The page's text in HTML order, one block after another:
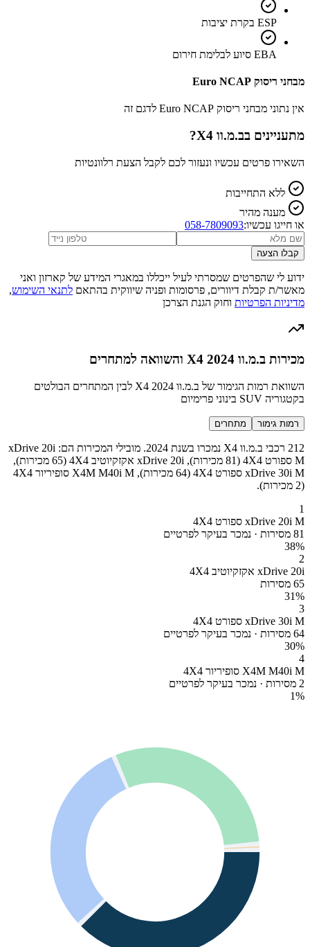
ESP בקרת יציבות
EBA סיוע לבלימת חירום
מבחני ריסוק Euro NCAP
אין נתוני מבחני ריסוק Euro NCAP לדגם זה
מתעניינים בב.מ.וו X4 ?
השאירו פרטים עכשיו ונעזור לכם לקבל הצעת רלוונטיות
ללא התחייבות
מענה מהיר
או חייגו עכשיו:058-7809093
קבלו הצעה
ידוע לי שהפרטים שמסרתי לעיל ייכללו במאגרי המידע של קארזון ואני
מאשר/ת קבלת דיוורים, פרסומות ופניה שיווקית בהתאם לתנאי השימוש,
מדיניות הפרטיות וחוק הגנת הצרכן
מכירות ב.מ.וו X4 2024 והשוואה למתחרים
השוואת רמות הגימור של ב.מ.וו X4 2024 לבין המתחרים הבולטים
בקטגוריה SUV בינוני פרימיום
רמות גימור מתחרים
212 רכבי ב.מ.וו X4 נמכרו בשנת 2024. מובילי המכירות הם: xDrive 20i
M ספורט 4X4 (81 מכירות), xDrive 20i אקזקיוטיב 4X4 (65 מכירות),
xDrive 30i M ספורט 4X4 (64 מכירות), X4M M40i M סופיריור 4X4
(2 מכירות).
1
xDrive 20i M ספורט 4X4
81 מסירות · נמכר בעיקר לפרטיים
38%
2
xDrive 20i אקזקיוטיב 4X4
65 מסירות
31%
3
xDrive 30i M ספורט 4X4
64 מסירות · נמכר בעיקר לפרטיים
30%
4
X4M M40i M סופיריור 4X4
2 מסירות · נמכר בעיקר לפרטיים
1%